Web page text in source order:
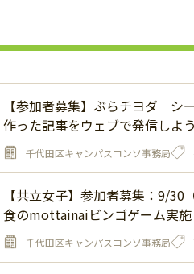
【参加者募集】ぶらチヨダ シ
作った記事をウェブで発信しよ
千代田区キャンパスコンソ事務局
【共立女子】参加者募集：9/30
食のmottainaiビンゴゲーム実施
千代田区キャンパスコンソ事務局